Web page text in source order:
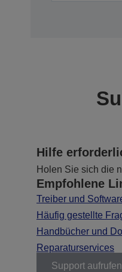
Hilfe
Holen Sie sich die
Empfohlene
Treiber und
Häufig gestellte
Handbücher und
Reparaturservices
Support aufrufen